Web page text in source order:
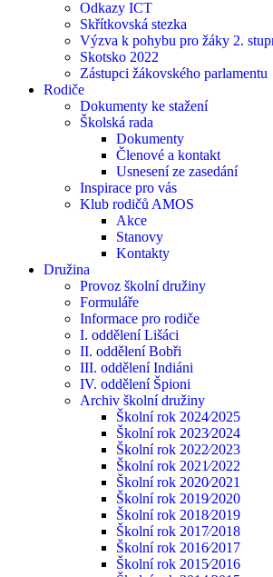
Odkazy ICT
Skřítkovská stezka
Výzva k pohybu pro žáky 2.
Skotsko 2022
Zástupci žákovského parlamentu
Rodiče
Dokumenty ke stažení
Školská rada
Dokumenty
Členové a kontakt
Usnesení ze zasedání
Inspirace pro vás
Klub rodičů AMOS
Akce
Stanovy
Kontakty
Družina
Provoz školní družiny
Formuláře
Informace pro rodiče
I. oddělení Lišáci
II. oddělení Bobři
III. oddělení Indiáni
IV. oddělení Špioni
Archiv školní družiny
Školní rok 2024⁄2025
Školní rok 2023⁄2024
Školní rok 2022⁄2023
Školní rok 2021⁄2022
Školní rok 2020⁄2021
Školní rok 2019⁄2020
Školní rok 2018⁄2019
Školní rok 2017⁄2018
Školní rok 2016⁄2017
Školní rok 2015⁄2016